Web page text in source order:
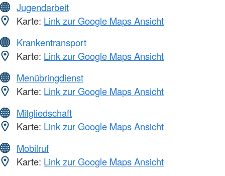
Jugendarbeit
Karte: Link zur Google Maps Ansicht
Krankentransport
Karte: Link zur Google Maps Ansicht
Menübringdienst
Karte: Link zur Google Maps Ansicht
Mitgliedschaft
Karte: Link zur Google Maps Ansicht
Mobilruf
Karte: Link zur Google Maps Ansicht